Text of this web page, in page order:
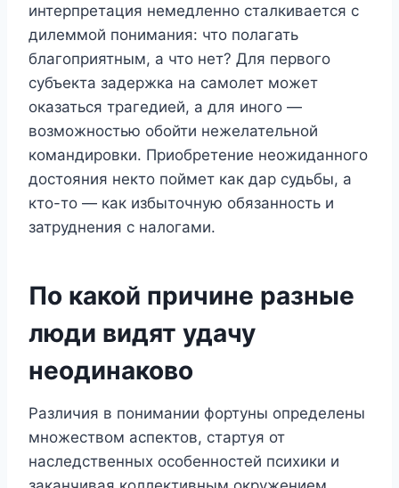
интерпретация немедленно сталкивается с
дилеммой понимания: что полагать
благоприятным, а что нет? Для первого
субъекта задержка на самолет может
оказаться трагедией, а для иного —
возможностью обойти нежелательной
командировки. Приобретение неожиданного
достояния некто поймет как дар судьбы, а
кто-то — как избыточную обязанность и
затруднения с налогами.
По какой причине разные
люди видят удачу
неодинаково
Различия в понимании фортуны определены
множеством аспектов, стартуя от
наследственных особенностей психики и